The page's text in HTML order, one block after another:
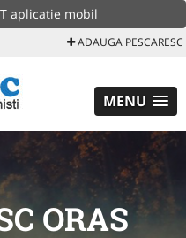
aplicatie mobil
ADAUGA PESCARESC
MENU
ORAS